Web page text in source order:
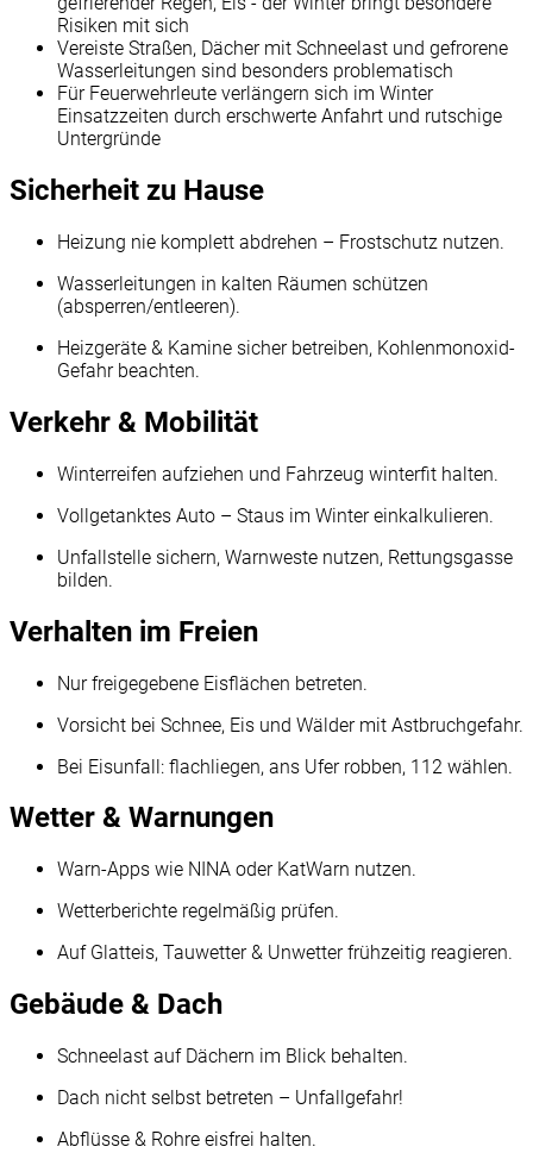
Risiken mit sich
Vereiste Straßen, Dächer mit Schneelast und gefrorene
Wasserleitungen sind besonders problematisch
Für Feuerwehrleute verlängern sich im Winter
Einsatzzeiten durch erschwerte Anfahrt und rutschige
Untergründe
Sicherheit zu Hause
Heizung nie komplett abdrehen – Frostschutz nutzen.
Wasserleitungen in kalten Räumen schützen
(absperren/entleeren).
Heizgeräte & Kamine sicher betreiben, Kohlenmonoxid-
Gefahr beachten.
Verkehr & Mobilität
Winterreifen aufziehen und Fahrzeug winterfit halten.
Vollgetanktes Auto – Staus im Winter einkalkulieren.
Unfallstelle sichern, Warnweste nutzen, Rettungsgasse
bilden.
Verhalten im Freien
Nur freigegebene Eisflächen betreten.
Vorsicht bei Schnee, Eis und Wälder mit Astbruchgefahr.
Bei Eisunfall: flachliegen, ans Ufer robben, 112 wählen.
Wetter & Warnungen
Warn-Apps wie NINA oder KatWarn nutzen.
Wetterberichte regelmäßig prüfen.
Auf Glatteis, Tauwetter & Unwetter frühzeitig reagieren.
Gebäude & Dach
Schneelast auf Dächern im Blick behalten.
Dach nicht selbst betreten – Unfallgefahr!
Abflüsse & Rohre eisfrei halten.